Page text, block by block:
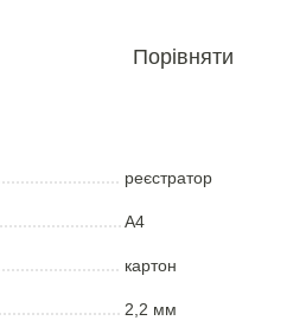
Порівняти
реєстратор
А4
картон
2,2 мм